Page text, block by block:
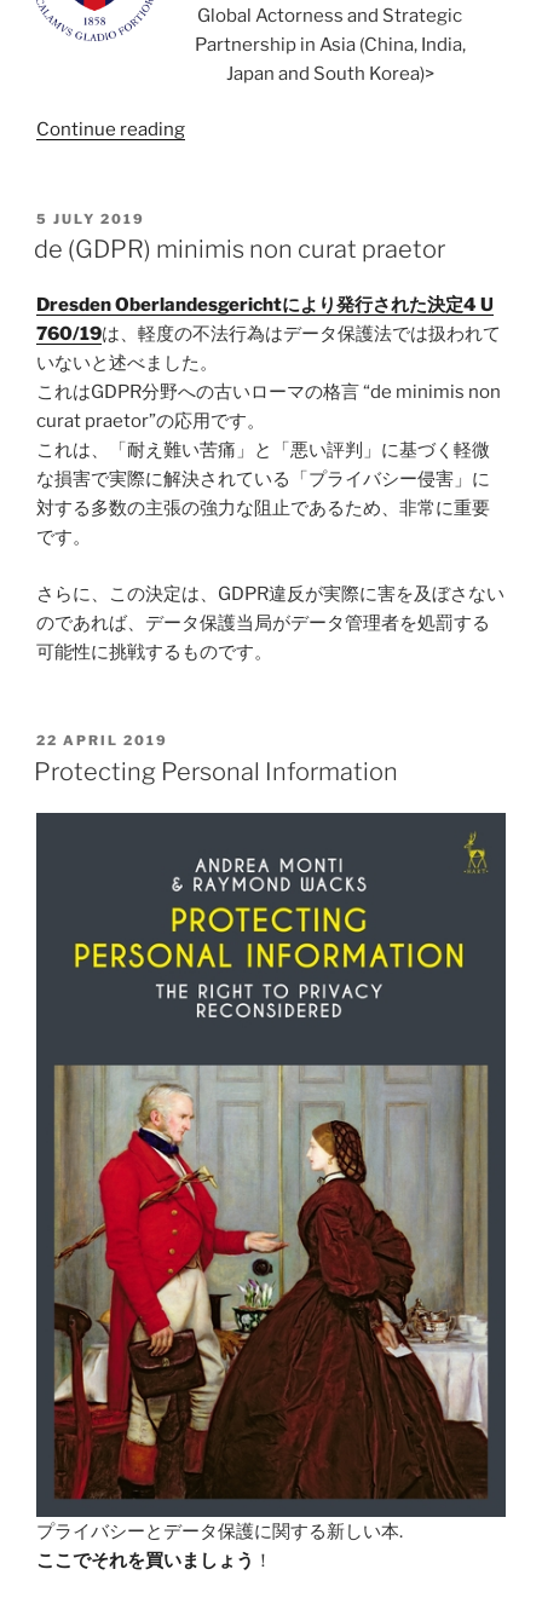
Global Actorness and Strategic
Partnership in Asia (China, India,
Japan and South Korea)>
Continue reading“「一
タ
護
規
則
と
イ
タ
リ
ア
タ
保
護
POSTED
ON
5 JULY 2019
de (GDPR) minimis non curat praetor
Dresden Oberlandesgerichtにより発行された決定4 U
760/19は、軽度の不法行為はデータ保護法では扱われて
いないと述べました。
これはGDPR分野への古いローマの格言 “de minimis non
curat praetor”の応用です。
これは、「耐え難い苦痛」と「悪い評判」に基づく軽微
な損害で実際に解決されている「プライバシー侵害」に
対する多数の主張の強力な阻止であるため、非常に重要
です。
さらに、この決定は、GDPR違反が実際に害を及ぼさない
のであれば、データ保護当局がデータ管理者を処罰する
可能性に挑戦するものです。
POSTED
ON
22 APRIL 2019
Protecting Personal Information
プライバシーとデータ保護に関する新しい本.
ここでそれを買いましょう ！